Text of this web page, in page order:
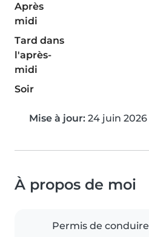
Après
midi
Tard dans
l'après-
midi
Soir
Mise à jour: 24 juin 2026
À propos de moi
Permis de conduire